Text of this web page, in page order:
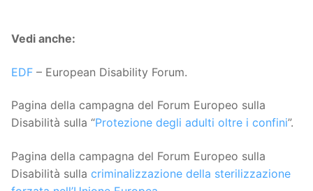
Vedi anche:
EDF – European Disability Forum.
Pagina della campagna del Forum Europeo sulla
Disabilità sulla “Protezione degli adulti oltre i confini”.
Pagina della campagna del Forum Europeo sulla
Disabilità sulla criminalizzazione della sterilizzazione